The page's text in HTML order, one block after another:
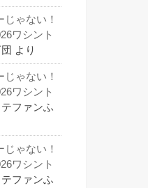
じゃない！
ワシント
より
じゃない！
ワシント
テファンふ
じゃない！
ワシント
テファンふ